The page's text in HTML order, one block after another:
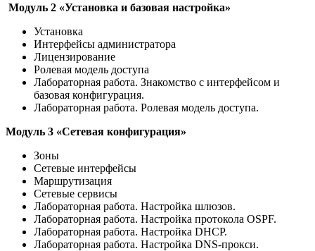
Модуль 2 «Установка и базовая настройка»
Установка
Интерфейсы администратора
Лицензирование
Ролевая модель доступа
Лабораторная работа. Знакомство с интерфейсом и
базовая конфигурация.
Лабораторная работа. Ролевая модель доступа.
Модуль 3 «Сетевая конфигурация»
Зоны
Сетевые интерфейсы
Маршрутизация
Сетевые сервисы
Лабораторная работа. Настройка шлюзов.
Лабораторная работа. Настройка протокола OSPF.
Лабораторная работа. Настройка DHCP.
Лабораторная работа. Настройка DNS-прокси.